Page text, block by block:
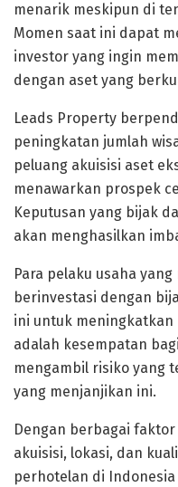
menarik meskipun di
Momen saat ini dapat
investor yang ingin
dengan aset yang
Leads Property
peningkatan jumlah
peluang akuisisi aset
menawarkan prospek
Keputusan yang bijak
akan menghasilkan
Para pelaku usaha
berinvestasi dengan
ini untuk
adalah kesempatan
mengambil risiko yang
yang menjanjikan ini.
Dengan berbagai
akuisisi, lokasi, dan
perhotelan di